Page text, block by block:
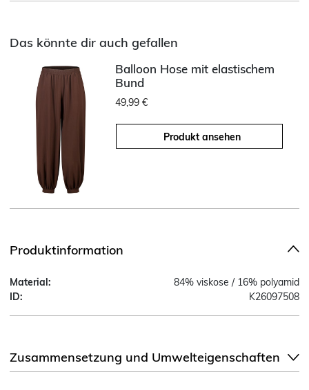
Das könnte dir auch gefallen
Balloon Hose mit elastischem
Bund
49,99 €
Produkt ansehen
Produktinformation
Material:
84% viskose / 16% polyamid
ID:
K26097508
Zusammensetzung und Umwelteigenschaften